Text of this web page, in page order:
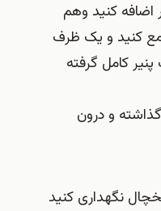
اضافه کنید وهم
جمع کنید و یک ظرف
کامل گرفته
و درون
نگهداری کنید